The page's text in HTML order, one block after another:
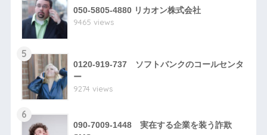
050-5805-4880 リカオン株式会社
9465 views
5
0120-919-737 ソフトバンクのコールセンタ
ー
9274 views
6
090-7009-1448 実在する企業を装う詐欺